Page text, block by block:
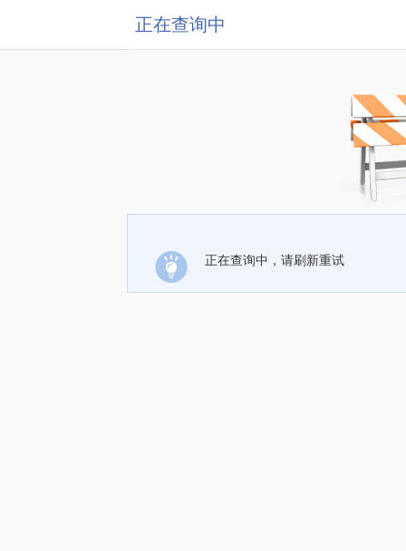
正在查询中
正在查询中，请刷新重试